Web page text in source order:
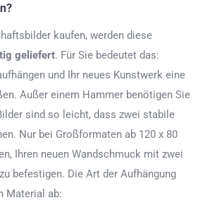
kaufen, werden diese
geliefert. Für Sie bedeutet das:
und Ihr neues Kunstwerk eine
Außer einem Hammer benötigen Sie
sind so leicht, dass zwei stabile
Nur bei Großformaten ab 120 x 80
Ihren neuen Wandschmuck mit zwei
befestigen. Die Art der Aufhängung
Material ab: